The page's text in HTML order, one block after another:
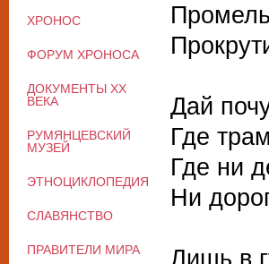
Дай
Где
Где ни
Ни
Лишь в
ХРОНОС
ФОРУМ ХРОНОСА
ДОКУМЕНТЫ XX
ВЕКА
РУМЯНЦЕВСКИЙ
МУЗЕЙ
ЭТНОЦИКЛОПЕДИЯ
СЛАВЯНСТВО
ПРАВИТЕЛИ МИРА